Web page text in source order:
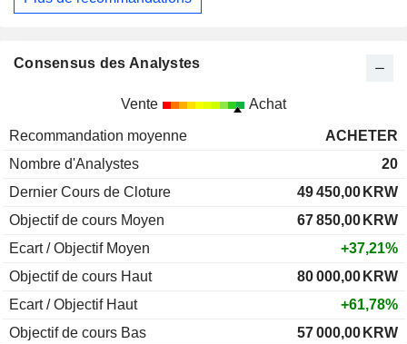
Consensus des Analystes
Vente Achat
Recommandation moyenne
ACHETER
Nombre d'Analystes
20
Dernier Cours de Cloture
49 450,00 KRW
Objectif de cours Moyen
67 850,00 KRW
Ecart / Objectif Moyen
+37,21%
Objectif de cours Haut
80 000,00 KRW
Ecart / Objectif Haut
+61,78%
Objectif de cours Bas
57 000,00 KRW